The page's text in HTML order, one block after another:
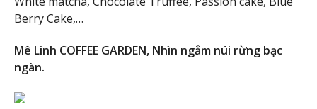
Berry Cake,…
Mê Linh COFFEE GARDEN, Nhìn ngắm núi rừng bạc
ngàn.